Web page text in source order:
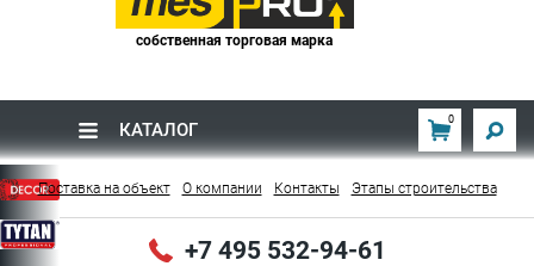
собственная торговая марка
КАТАЛОГ 0
Поставка на объект О компании Контакты Этапы строительства
+7 495 532-94-61